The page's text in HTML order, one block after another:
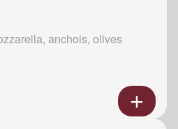
anchois, olives